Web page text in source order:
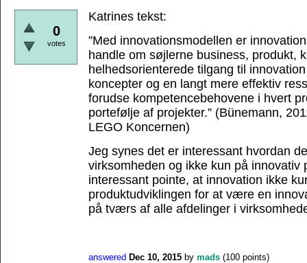
0
votes
Katrines tekst:
”Med innovationsmodellen er
handle om søjlerne business, produkt,
helhedsorienterede tilgang til
koncepter og en langt mere effektiv
forudse kompetencebehovene i hvert
portefølje af projekter.” (Bünemann,
LEGO Koncernen)
Jeg synes det er interessant hvordan
virksomheden og ikke kun på innovativ
interessant pointe, at innovation ikke
produktudviklingen for at være en
på tværs af alle afdelinger i
answered Dec 10, 2015 by mads (100 points)